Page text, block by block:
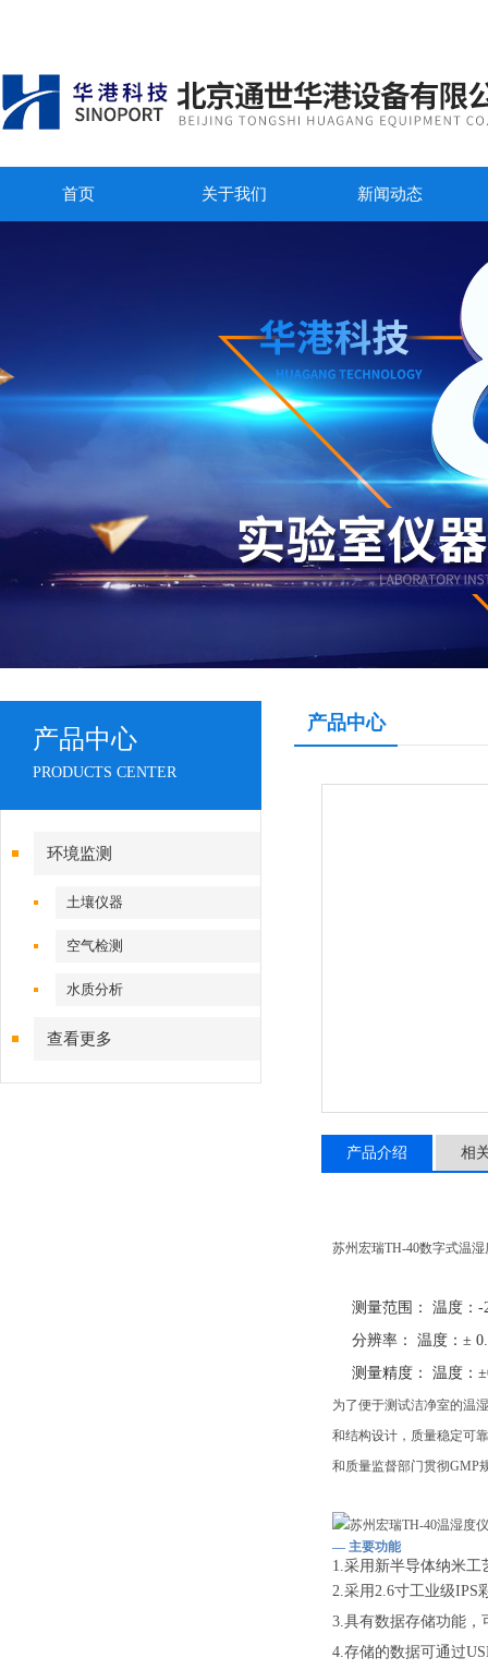
首页 关于我们 新闻动态
产品中心
PRODUCTS CENTER
环境监测
土壤仪器
空气检测
水质分析
查看更多
产品中心
产品介绍 相
苏州宏瑞TH-40数字式温湿
测量范围： 温度：-
分辨率： 温度：±
测量精度： 温度：
为了便于测试洁净室的温
和结构设计，质量稳定可
和质量监督部门贯彻GMP
— 主要功能
1.采用新半导体纳米工
2.采用2.6寸工业级IPS
3.具有数据存储功能，
4.存储的数据可通过